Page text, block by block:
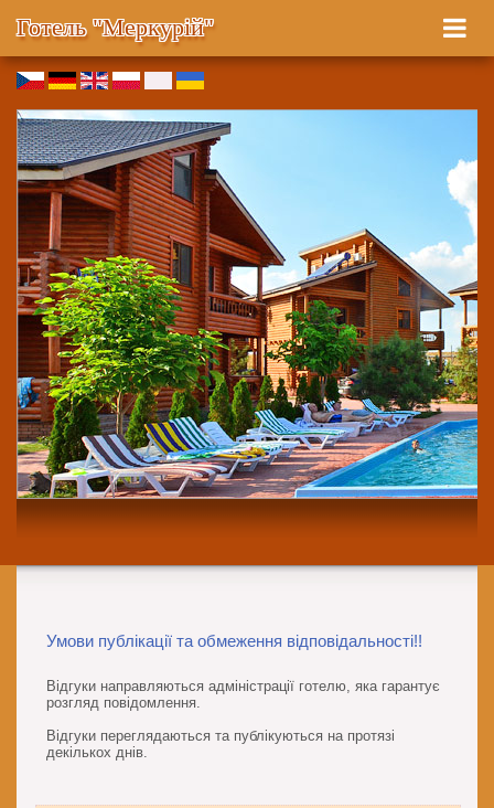
Готель "Меркурій"
Умови публікації та обмеження відповідальності!!
Відгуки направляються адміністрації готелю, яка гарантує
розгляд повідомлення.
Відгуки переглядаються та публікуються на протязі
декількох днів.